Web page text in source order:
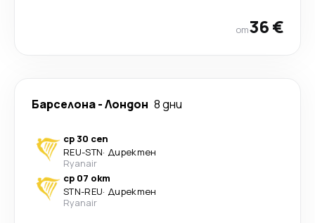
от36 €
Барселона-Лондон 8 дни
ср 30 сеп
REU-STN· Директен
Ryanair
ср 07 окт
STN-REU· Директен
Ryanair